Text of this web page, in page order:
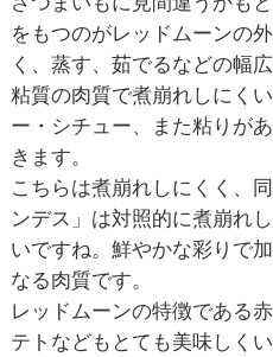
をもつのがレッドムーンの
く、蒸す、茹でるなどの幅
粘質の肉質で煮崩れしにく
ー・シチュー、また粘りが
きます。
こちらは煮崩れしにくく、
ンデス」は対照的に煮崩れ
いですね。鮮やかな彩りで
なる肉質です。
レッドムーンの特徴である
テトなどもとても美味しくい